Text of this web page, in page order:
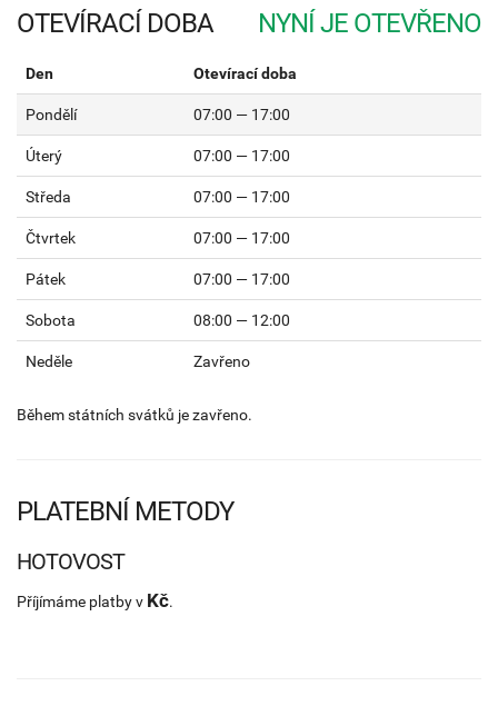
OTEVÍRACÍ DOBA
Den Otevírací doba
Pondělí 07:00 — 17:00
Úterý 07:00 — 17:00
Středa 07:00 — 17:00
Čtvrtek 07:00 — 17:00
Pátek 07:00 — 17:00
Sobota 08:00 — 12:00
Neděle Zavřeno
Během státních svátků je zavřeno.
PLATEBNÍ METODY
HOTOVOST
Příjímáme platby v Kč.